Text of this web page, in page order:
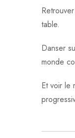
table.
Danser
monde
Et voir le